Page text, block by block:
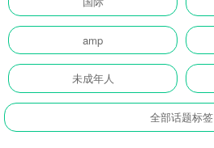
amp
未成年人
全部话题标签